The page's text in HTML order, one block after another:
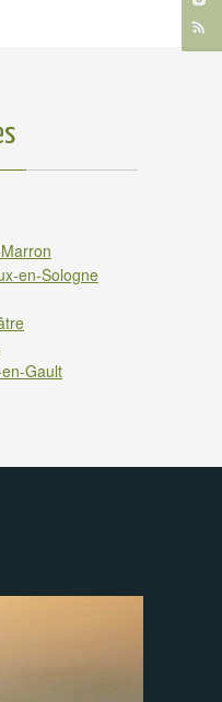
en-Sologne
Gault